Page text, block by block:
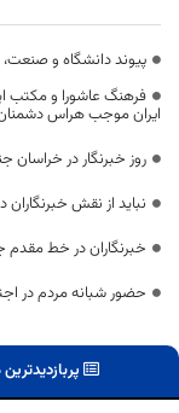
پیوند دانشگاه و
فرهنگ عاشورا و مکتب
ایران موجب هراس
روز خبرنگار در خراسان
نباید از نقش
خبرنگاران در خط مقدم
حضور شبانه مردم در